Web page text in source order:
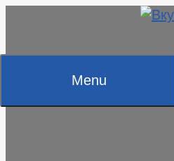
Menu